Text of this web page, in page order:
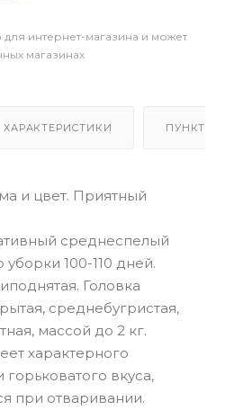
для интернет-магазина и может
магазинах
ХАРАКТЕРИСТИКИ ПУНКТЫ
и цвет. Приятный
среднеспелый
100-110 дней.
Головка
среднебугристая,
массой до 2 кг.
характерного
горьковатого вкуса,
при отваривании.